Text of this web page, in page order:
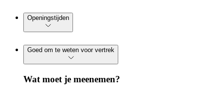
Openingstijden
Goed om te weten voor vertrek
Wat moet je meenemen?